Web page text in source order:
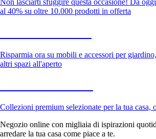
al 40% su oltre 10.000 prodotti in offerta
Risparmia ora su mobili e accessori per
altri spazi all'aperto
Collezioni premium selezionate per la tua casa,
Negozio online con migliaia di ispirazioni
arredare la tua casa come piace a te.